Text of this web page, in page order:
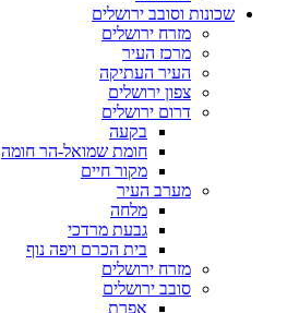
שכונות וסובב ירושלים
מזרח ירושלים
מרכז העיר
העיר העתיקה
צפון ירושלים
דרום ירושלים
בקעה
חומת שמואל-הר חומה
מקור חיים
מערב העיר
מלחה
גבעת מרדכי
בית הכרם ויפה נוף
מזרח ירושלים
סובב ירושלים
אפרת